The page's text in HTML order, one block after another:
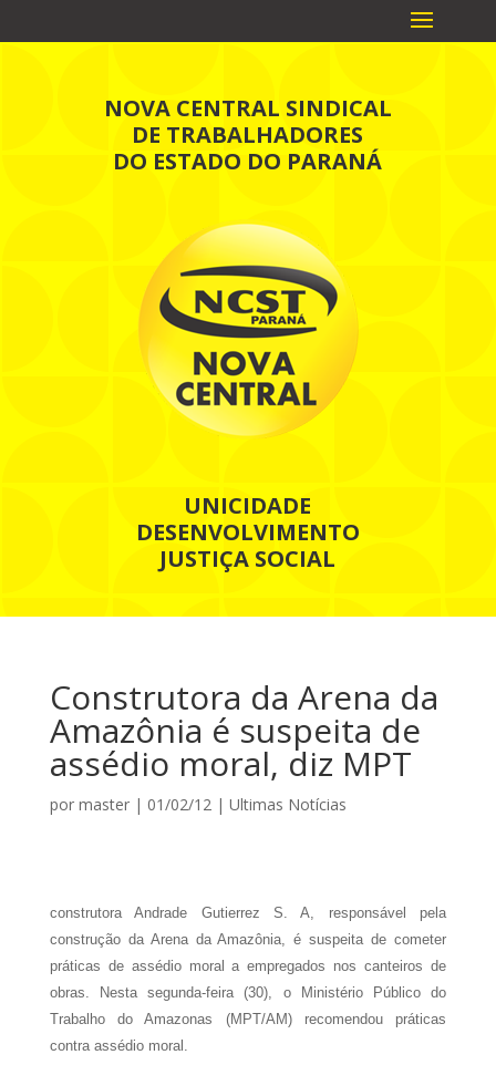
NOVA CENTRAL SINDICAL
DE TRABALHADORES
DO ESTADO DO PARANÁ
UNICIDADE
DESENVOLVIMENTO
JUSTIÇA SOCIAL
Construtora da Arena da
Amazônia é suspeita de
assédio moral, diz MPT
por master| 01/02/12| Ultimas Notícias
construtora Andrade Gutierrez S. A, responsável pela
construção da Arena da Amazônia, é suspeita de cometer
práticas de assédio moral a empregados nos canteiros de
obras. Nesta segunda-feira (30), o Ministério Público do
Trabalho do Amazonas (MPT/AM) recomendou práticas
contra assédio moral.